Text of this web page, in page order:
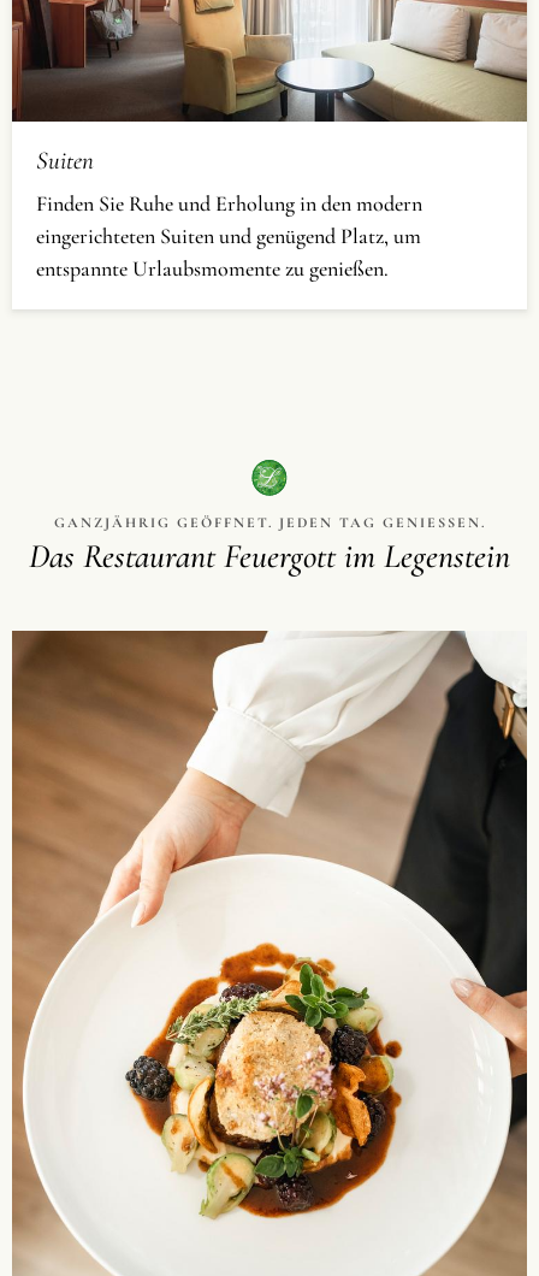
Suiten
Finden Sie Ruhe und Erholung in den modern
eingerichteten Suiten und genügend Platz, um
entspannte Urlaubsmomente zu genießen.
GANZJÄHRIG GEÖFFNET. JEDEN TAG GENIESSEN.
Das Restaurant Feuergott im Legenstein